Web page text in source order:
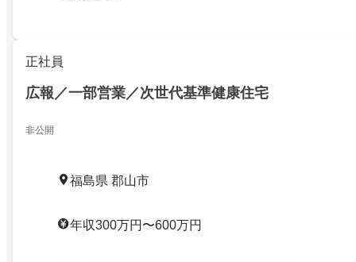
正社員
広報／一部営業／次世代基準健康住宅
非公開
福島県 郡山市
年収300万円〜600万円